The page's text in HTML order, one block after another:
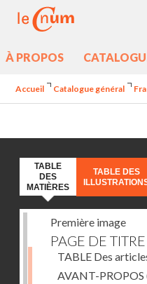
À PROPOS
Accueil Catalogue général
TABLE
DES
MATIÈRES
TABLE DES
Première image
PAGE DE TITRE
TABLE Des
AVANT-PROPOS